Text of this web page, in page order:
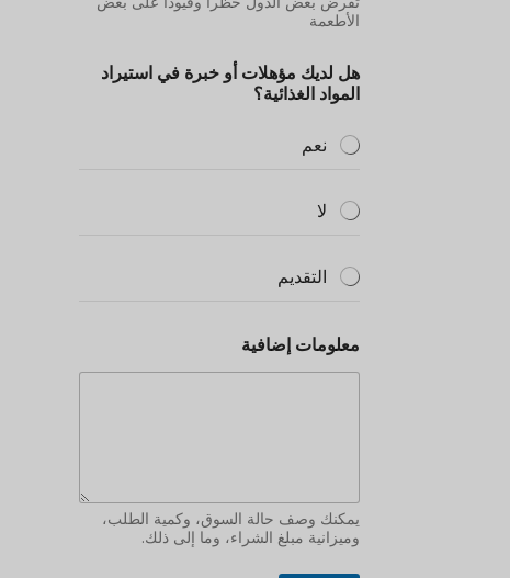
الأطعمة
هل لديك مؤهلات أو خبرة في استيراد
المواد الغذائية؟
نعم
لا
التقديم
معلومات إضافية
يمكنك وصف حالة السوق، وكمية الطلب،
وميزانية مبلغ الشراء، وما إلى ذلك.